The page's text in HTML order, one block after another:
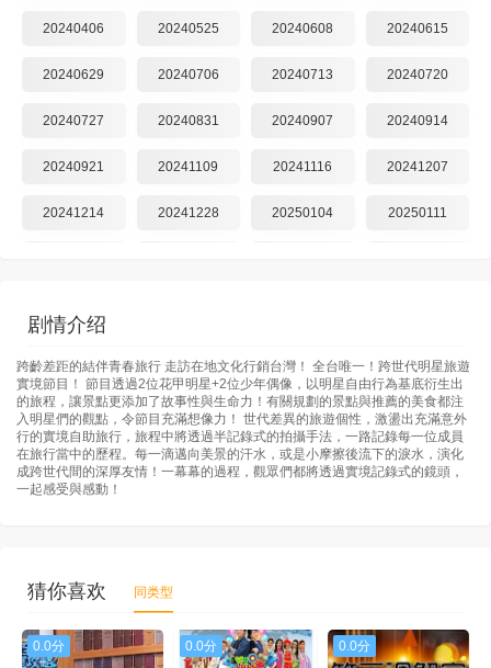
20240406 20240525 20240608 20240615
20240629 20240706 20240713 20240720
20240727 20240831 20240907 20240914
20240921 20241109 20241116 20241207
20241214 20241228 20250104 20250111
20250503 20250517 20250531 20250607
20250614 20250621 20250628 20250705
20250712
剧情介绍
跨齡差距的結伴青春旅行 走訪在地文化行銷台灣！ 全台唯一！跨世代明星旅遊
實境節目！ 節目透過2位花甲明星+2位少年偶像，以明星自由行為基底衍生出
的旅程，讓景點更添加了故事性與生命力！有關規劃的景點與推薦的美食都注
入明星們的觀點，令節目充滿想像力！ 世代差異的旅遊個性，激盪出充滿意外
行的實境自助旅行，旅程中將透過半記錄式的拍攝手法，一路記錄每一位成員
在旅行當中的歷程。每一滴邁向美景的汗水，或是小摩擦後流下的淚水，演化
成跨世代間的深厚友情！一幕幕的過程，觀眾們都將透過實境記錄式的鏡頭，
一起感受與感動！
猜你喜欢 同类型
0.0分 0.0分 0.0分